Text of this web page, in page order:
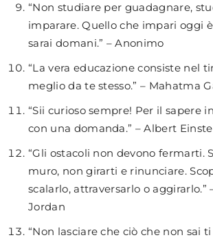
“Non studiare per guadagnare,
imparare. Quello che impari oggi
sarai domani.” – Anonimo
“La vera educazione consiste nel
meglio da te stesso.” – Mahatma
“Sii curioso sempre! Per il sapere
con una domanda.” – Albert
“Gli ostacoli non devono fermarti.
muro, non girarti e rinunciare.
scalarlo, attraversarlo o aggirarlo.”
Jordan
“Non lasciare che ciò che non sai